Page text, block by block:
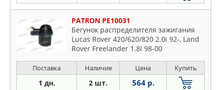
PATRON PE10031
Бегунок распределителя зажигания
Lucas Rover 420/620/820 2.0i 92-, Land
Rover Freelander 1.8i 98-00
Поставка Наличие Цена Купить
1 дн. 2 шт. 564 р.